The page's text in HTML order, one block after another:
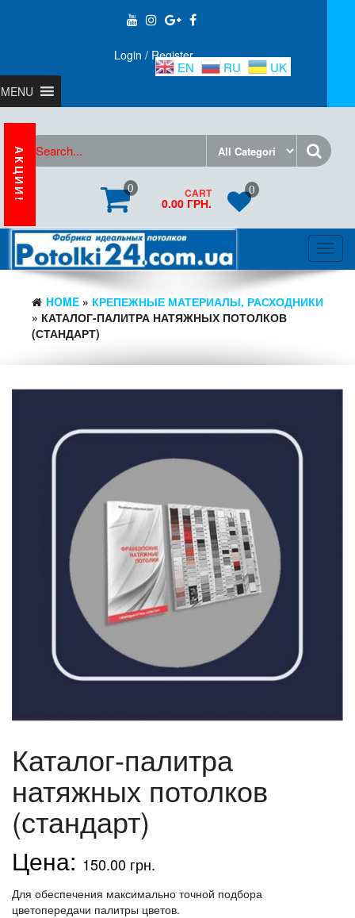
АКЦИИ!
Login / Register
MENU
0 CART
0.00 ГРН.
0
HOME » КРЕПЕЖНЫЕ МАТЕРИАЛЫ, РАСХОДНИКИ
» КАТАЛОГ-ПАЛИТРА НАТЯЖНЫХ ПОТОЛКОВ
(СТАНДАРТ)
Каталог-палитра
натяжных потолков
(стандарт)
150.00 грн.
Для обеспечения максимально точной подбора
цветопередачи палитры цветов.
EN RU UK